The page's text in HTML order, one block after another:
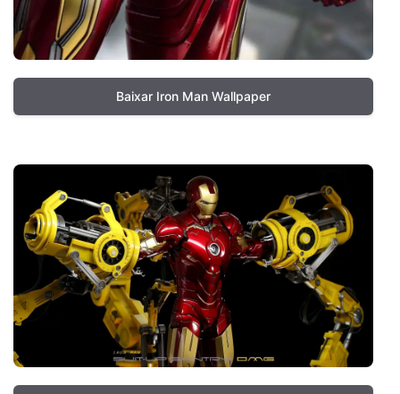
Baixar Iron Man Wallpaper